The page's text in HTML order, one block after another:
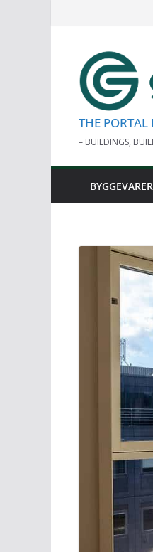
THE PORTAL
– BUILDINGS,
BYGGEVARER